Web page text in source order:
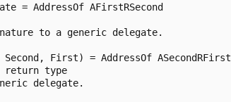
= AddressOf AFirstRSecond
to a generic delegate.
Second, First) = AddressOf ASecondRFirst
return type
delegate.